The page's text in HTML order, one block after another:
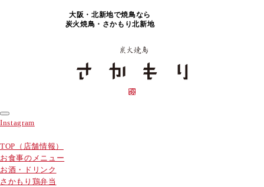
大阪・北新地で焼鳥なら
炭火焼鳥・さかもり北新地
Instagram
TOP（店舗情報）
お食事のメニュー
お酒・ドリンク
さかもり鶏弁当